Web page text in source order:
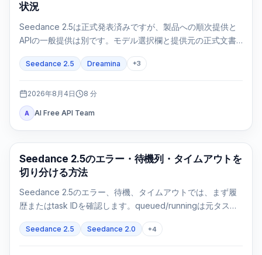
状況
Seedance 2.5は正式発表済みですが、製品への順次提供と
APIの一般提供は別です。モデル選択欄と提供元の正式文書
Seedance 2.5 Dreamina +3
2026年8月4日 8 分
A AI Free API Team
AI 動画生成
Seedance 2.5のエラー・待機列・タイムアウトを
切り分ける方法
Seedance 2.5のエラー、待機、タイムアウトでは、まず履
歴またはtask IDを確認します。queued/runningは元タスク
Seedance 2.5 Seedance 2.0 +4